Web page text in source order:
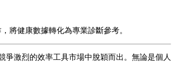
將健康數據轉化為專業診斷參考。
激烈的效率工具市場中脫穎而出。無論是個人